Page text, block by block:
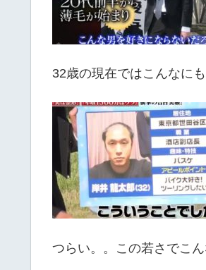
32歳の現在ではこんなに
つらい。。この若さでこ